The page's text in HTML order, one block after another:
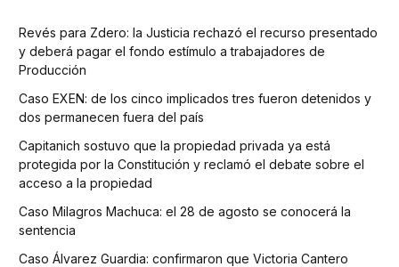
Revés para Zdero: la Justicia rechazó el recurso presentado
y deberá pagar el fondo estímulo a trabajadores de
Producción
Caso EXEN: de los cinco implicados tres fueron detenidos y
dos permanecen fuera del país
Capitanich sostuvo que la propiedad privada ya está
protegida por la Constitución y reclamó el debate sobre el
acceso a la propiedad
Caso Milagros Machuca: el 28 de agosto se conocerá la
sentencia
Caso Álvarez Guardia: confirmaron que Victoria Cantero